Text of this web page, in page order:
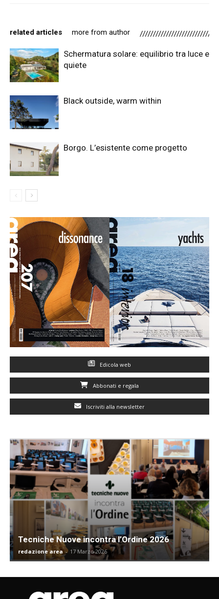
related articles more from author
Schermatura solare: equilibrio tra luce e
quiete
Black outside, warm within
Borgo. L’esistente come progetto
Edicola web
Abbonati e regala
Iscriviti alla newsletter
Tecniche Nuove incontra l’Ordine 2026
redazione area - 17 Marzo 2026